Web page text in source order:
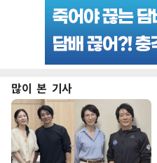
많이 본 기사